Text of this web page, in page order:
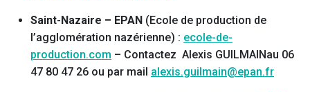
Saint-Nazaire – EPAN (Ecole de production de
l’agglomération nazérienne) : ecole-de-
production.com – Contactez Alexis GUILMAINau 06
47 80 47 26 ou par mail alexis.guilmain@epan.fr